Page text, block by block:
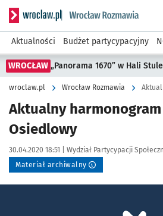
Serwis informacyjny wroclaw.pl
Aktualności Budżet partycypacyjny
WROCŁAW „Panorama 1670” w Hali
wroclaw.pl Wrocław Rozmawia
Aktualny
Osiedlowy
Data publikacji:
30.04.2020 18:51 | Autor:
Wydział Partycypacji
Materiał archiwalny